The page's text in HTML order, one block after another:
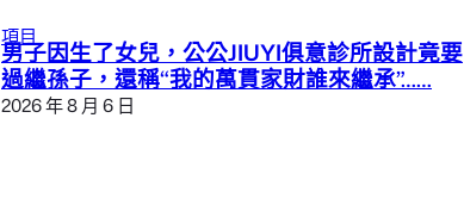
項目
男子因生了女兒，公公JIUYI俱意診所設計竟要
過繼孫子，還稱“我的萬貫家財誰來繼承”……
2026 年 8 月 6 日